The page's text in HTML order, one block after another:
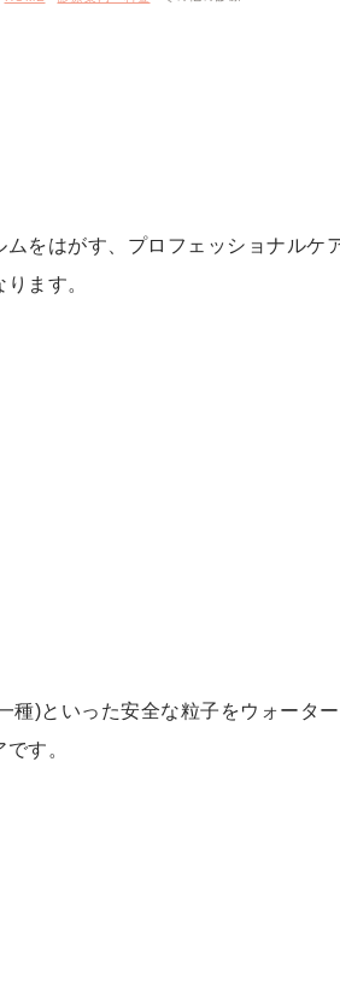
をはがす、プロフェッショナルケ
ます。
)といった安全な粒子をウォータ
す。